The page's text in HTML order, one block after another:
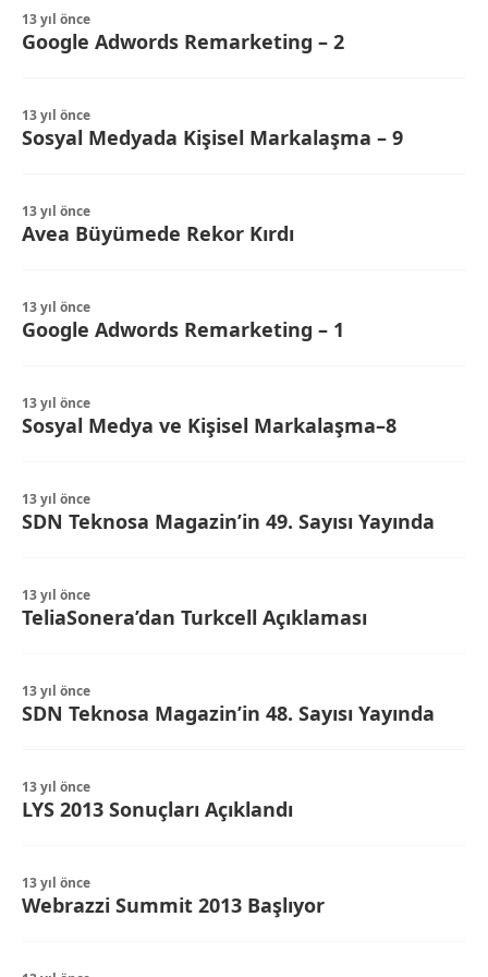
13 yıl önce
Google Adwords Remarketing – 2
13 yıl önce
Sosyal Medyada Kişisel Markalaşma – 9
13 yıl önce
Avea Büyümede Rekor Kırdı
13 yıl önce
Google Adwords Remarketing – 1
13 yıl önce
Sosyal Medya ve Kişisel Markalaşma–8
13 yıl önce
SDN Teknosa Magazin’in 49. Sayısı Yayında
13 yıl önce
TeliaSonera’dan Turkcell Açıklaması
13 yıl önce
SDN Teknosa Magazin’in 48. Sayısı Yayında
13 yıl önce
LYS 2013 Sonuçları Açıklandı
13 yıl önce
Webrazzi Summit 2013 Başlıyor